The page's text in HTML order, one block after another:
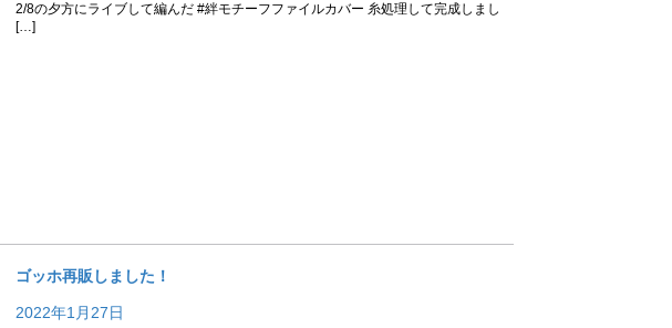
2/8の夕方にライブして編んだ #絆モチーフファイルカバー 糸処理して完成しまし
[…]
ゴッホ再販しました！
2022年1月27日